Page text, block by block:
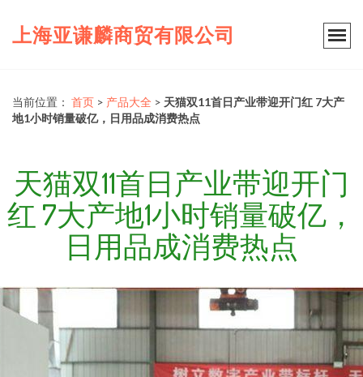
上海亚谦麟商贸有限公司
当前位置： 首页 > 产品大全 > 天猫双11首日产业带迎开门红 7大产
地1小时销量破亿，日用品成消费热点
天猫双11首日产业带迎开门
红 7大产地1小时销量破亿，
日用品成消费热点